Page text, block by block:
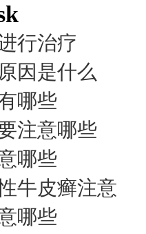
业于长江...[详情]
行治疗
因是什么
哪些
注意哪些
哪些
牛皮癣注意
哪些